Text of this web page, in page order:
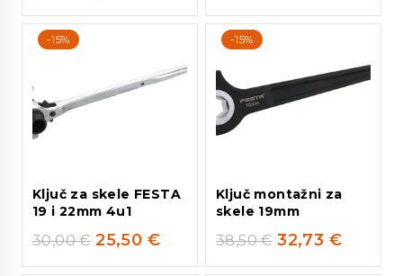
-15%
Ključ za skele FESTA
19 i 22mm 4u1
30,00€ 25,50 €
-15%
Ključ montažni za
skele 19mm
38,50€ 32,73 €